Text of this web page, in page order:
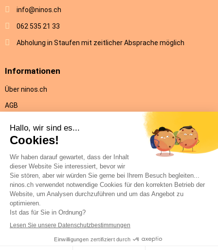
info@ninos.ch
062 535 21 33
Abholung in Staufen mit zeitlicher Absprache möglich
Informationen
Über ninos.ch
AGB
Rückgabe
Datenschutz
Impressum
Hilfe
Kontakt